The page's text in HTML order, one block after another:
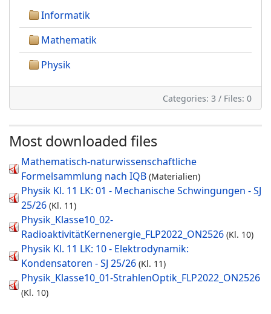
Informatik
Mathematik
Physik
Categories: 3 / Files: 0
Most downloaded files
Mathematisch-naturwissenschaftliche
Formelsammlung nach IQB (Materialien)
Physik Kl. 11 LK: 01 - Mechanische Schwingungen - SJ
25/26 (Kl. 11)
Physik_Klasse10_02-
RadioaktivitätKernenergie_FLP2022_ON2526 (Kl. 10)
Physik Kl. 11 LK: 10 - Elektrodynamik:
Kondensatoren - SJ 25/26 (Kl. 11)
Physik_Klasse10_01-StrahlenOptik_FLP2022_ON2526
(Kl. 10)